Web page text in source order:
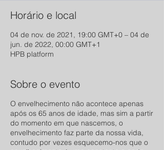
Horário e local
04 de nov. de 2021, 19:00 GMT+0 – 04 de
jun. de 2022, 00:00 GMT+1
HPB platform
Sobre o evento
O envelhecimento não acontece apenas
após os 65 anos de idade, mas sim a partir
do momento em que nascemos, o
envelhecimento faz parte da nossa vida,
contudo por vezes esquecemo-nos que o